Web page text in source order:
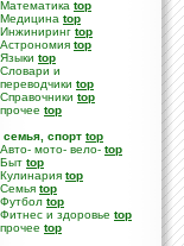
Математика top
Медицина top
Инжиниринг top
Астрономия top
Языки top
Словари и
переводчики top
Справочники top
прочее top
спорт top
Авто- мото- вело- top
Быт top
Кулинария top
Семья top
Футбол top
Фитнес и здоровье top
прочее top